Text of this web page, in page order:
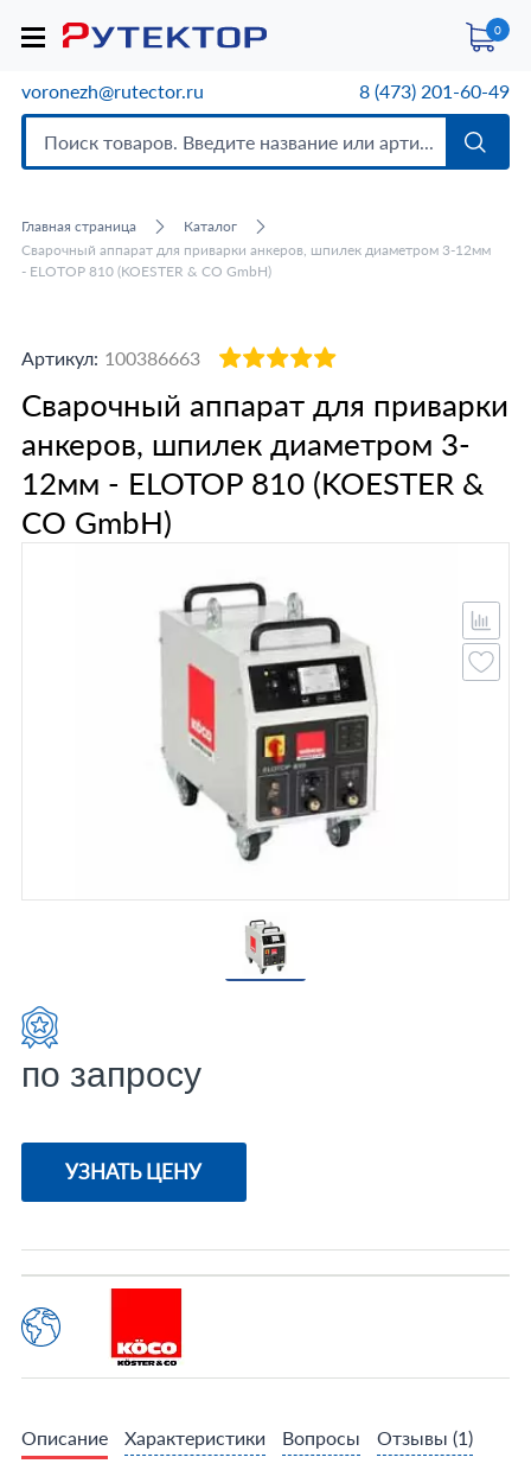
0
voronezh@rutector.ru 8 (473) 201-60-49
Главная страница
Каталог
Сварочный аппарат для приварки анкеров, шпилек диаметром 3-12мм
- ELOTOP 810 (KOESTER & CO GmbH)
Артикул: 100386663
Сварочный аппарат для приварки
анкеров, шпилек диаметром 3-
12мм - ELOTOP 810 (KOESTER &
CO GmbH)
по запросу
УЗНАТЬ ЦЕНУ
Описание Характеристики Вопросы Отзывы (1)